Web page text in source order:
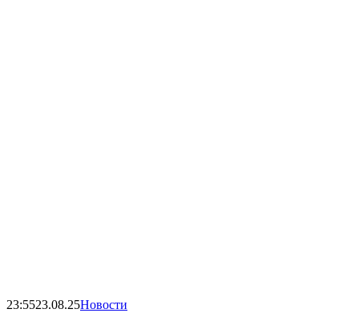
23:5523.08.25Новости